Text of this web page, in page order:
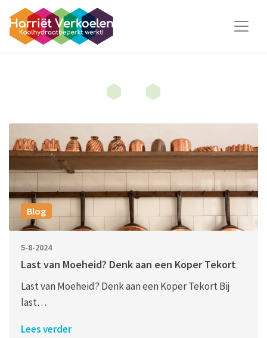
Blog
5-8-2024
Last van Moeheid? Denk aan een Koper Tekort
Last van Moeheid? Denk aan een Koper Tekort Bij
last…
Lees verder